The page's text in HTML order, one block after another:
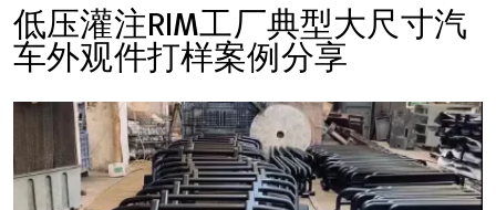
低压灌注RIM工厂典型大尺寸汽
车外观件打样案例分享